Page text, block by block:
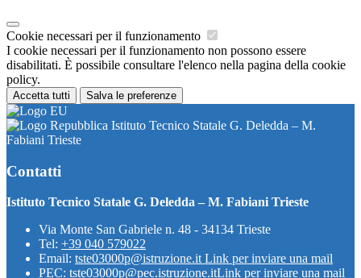
Cookie necessari per il funzionamento
I cookie necessari per il funzionamento non possono essere
disabilitati. È possibile consultare l'elenco nella pagina della cookie
policy.
Accetta tutti Salva le preferenze
Istituto Tecnico Statale G. Deledda – M.
Fabiani Trieste
Contatti
Istituto Tecnico Statale G. Deledda – M. Fabiani Trieste
Via Monte San Gabriele n. 48 - 34134 Trieste
Tel: +39 040 579022
Email: tste03000p@istruzione.it Link per inviare una mail
PEC: tste03000p@pec.istruzione.itLink per inviare una mail